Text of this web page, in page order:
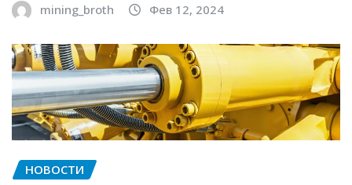
mining_broth Фев 12, 2024
НОВОСТИ